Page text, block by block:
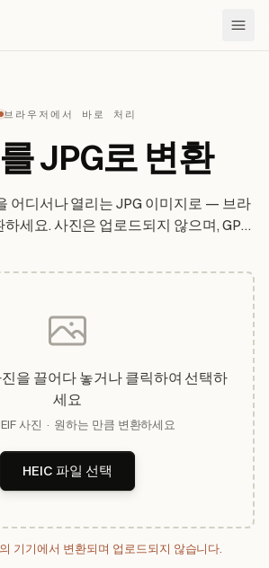
브라우저에서 바로 처리
JPG로 변환
어디서나 열리는 JPG 이미지로 — 브라
세요. 사진은 업로드되지 않으며, GPS
을 끌어다 놓거나 클릭하여 선택하
세요
사진 · 원하는 만큼 변환하세요
HEIC 파일 선택
기기에서 변환되며 업로드되지 않습니다.